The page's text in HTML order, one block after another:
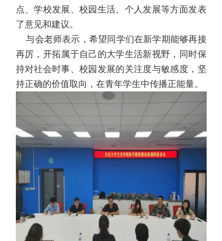
点、学校发展、校园生活、个人发展等方面发表
了意见和建议。
与会老师表示，希望同学们在新学期能够再接
再厉，开拓属于自己的大学生活新视野，同时保
持对社会时事、校园发展的关注度与敏感度，坚
持正确的价值取向，在青年学生中传播正能量。